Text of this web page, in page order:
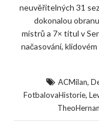
neuvěřitelných 31
dokonalou
mistrů a 7× titul v
načasování,
ACMilan,
FotbalovaHistorie,